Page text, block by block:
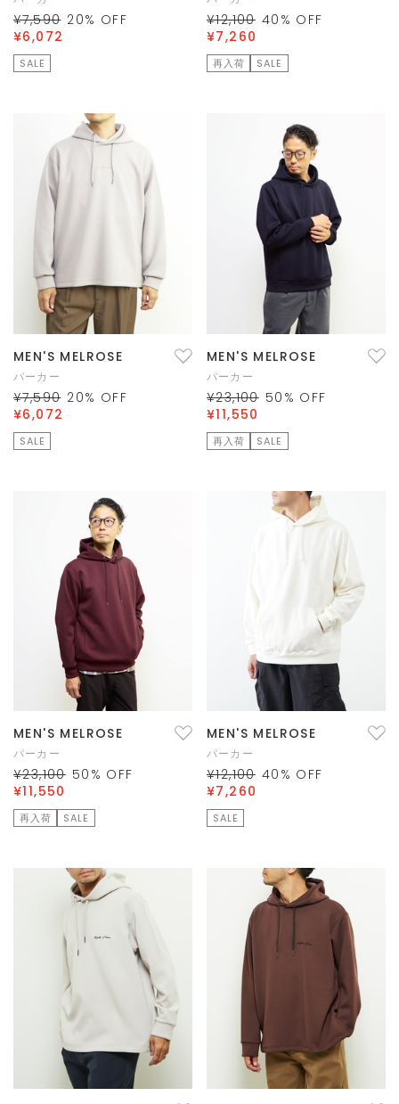
¥7,590 20% OFF
¥6,072
SALE
¥12,100 40 % OFF
¥7,260
再入荷 SALE
MEN'S MELROSE
パーカー
¥7,590 20% OFF
¥6,072
SALE
MEN'S MELROSE
パーカー
¥23,100 50 % OFF
¥11,550
再入荷 SALE
MEN'S MELROSE
パーカー
¥23,100 50 % OFF
¥11,550
再入荷 SALE
MEN'S MELROSE
パーカー
¥12,100 40 % OFF
¥7,260
SALE